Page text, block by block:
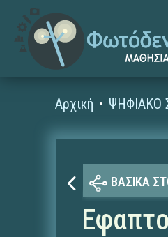
Αρχική
ΒΑΣΙΚΑ